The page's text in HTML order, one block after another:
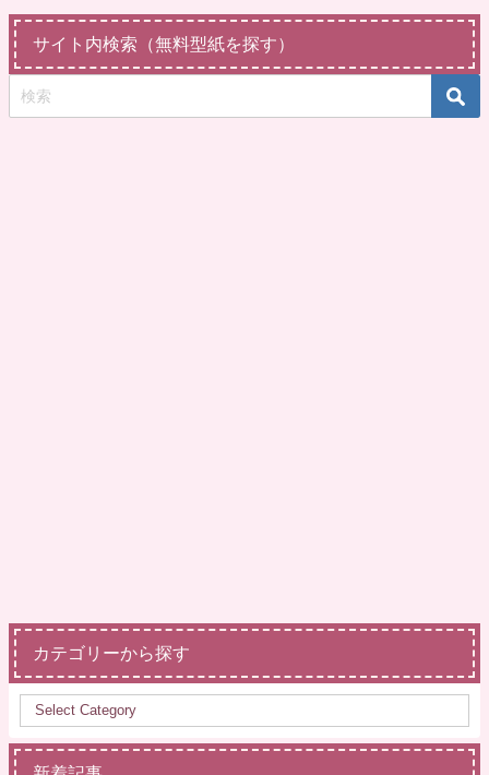
サイト内検索（無料型紙を探す）
カテゴリーから探す